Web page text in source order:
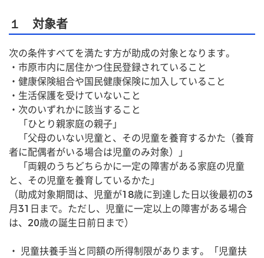
１ 対象者
次の条件すべてを満たす方が助成の対象となります。
・市原市内に居住かつ住民登録されていること
・健康保険組合や国民健康保険に加入していること
・生活保護を受けていないこと
・次のいずれかに該当すること
「ひとり親家庭の親子」
「父母のいない児童と、その児童を養育するかた（養育
者に配偶者がいる場合は児童のみ対象）」
「両親のうちどちらかに一定の障害がある家庭の児童
と、その児童を養育しているかた」
（助成対象期間は、児童が18歳に到達した日以後最初の3
月31日まで。ただし、児童に一定以上の障害がある場合
は、20歳の誕生日前日まで）
・ 児童扶養手当と同額の所得制限があります。「児童扶